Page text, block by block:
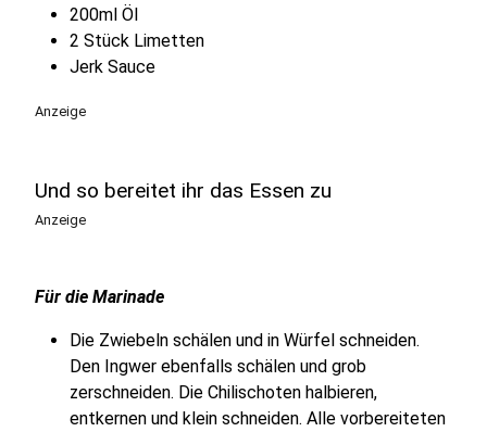
200ml Öl
2 Stück Limetten
Jerk Sauce
Anzeige
Und so bereitet ihr das Essen zu
Anzeige
Für die Marinade
Die Zwiebeln schälen und in Würfel schneiden.
Den Ingwer ebenfalls schälen und grob
zerschneiden. Die Chilischoten halbieren,
entkernen und klein schneiden. Alle vorbereiteten